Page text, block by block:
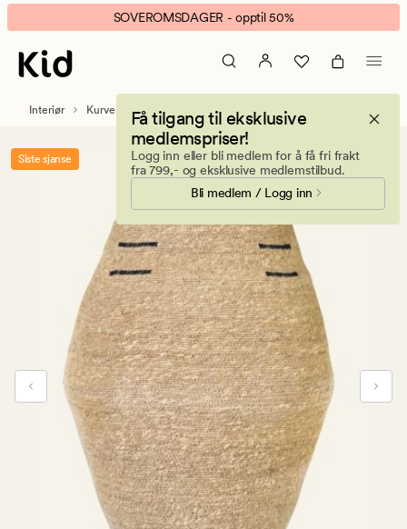
Adil
kurv
multi
svart
banner.
Klikk
ESCAPE
pause.
SOVEROMSDAGER - opptil 50%
Få tilgang til eksklusive
medlemspriser!
Logg inn eller bli medlem for å få fri frakt
fra 799,- og eksklusive medlemstilbud.
Bli medlem / Logg inn
Interiør Kurver
Siste sjanse